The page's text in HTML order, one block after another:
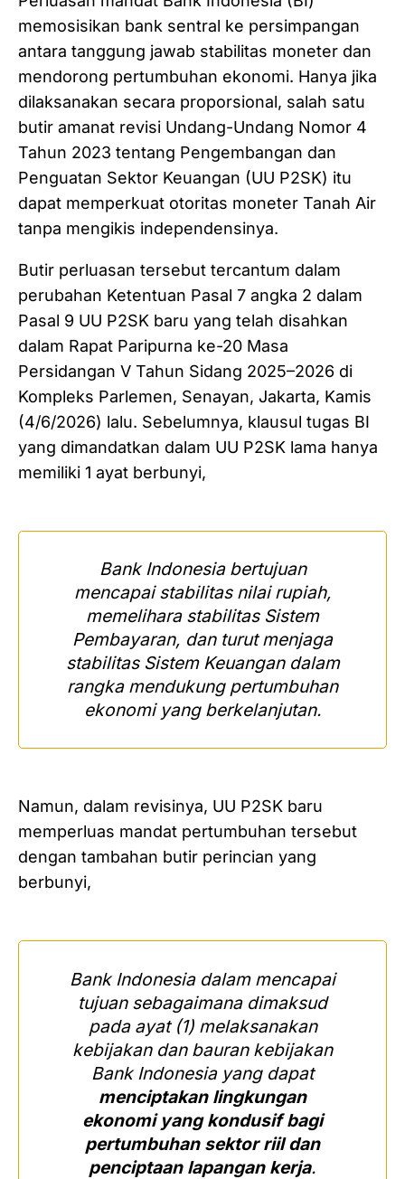
memosisikan bank sentral ke persimpangan
antara tanggung jawab stabilitas moneter dan
mendorong pertumbuhan ekonomi. Hanya jika
dilaksanakan secara proporsional, salah satu
butir amanat revisi Undang-Undang Nomor 4
Tahun 2023 tentang Pengembangan dan
Penguatan Sektor Keuangan (UU P2SK) itu
dapat memperkuat otoritas moneter Tanah Air
tanpa mengikis independensinya.
Butir perluasan tersebut tercantum dalam
perubahan Ketentuan Pasal 7 angka 2 dalam
Pasal 9 UU P2SK baru yang telah disahkan
dalam Rapat Paripurna ke-20 Masa
Persidangan V Tahun Sidang 2025–2026 di
Kompleks Parlemen, Senayan, Jakarta, Kamis
(4/6/2026) lalu. Sebelumnya, klausul tugas BI
yang dimandatkan dalam UU P2SK lama hanya
memiliki 1 ayat berbunyi,
Bank Indonesia bertujuan
mencapai stabilitas nilai rupiah,
memelihara stabilitas Sistem
Pembayaran, dan turut menjaga
stabilitas Sistem Keuangan dalam
rangka mendukung pertumbuhan
ekonomi yang berkelanjutan.
Namun, dalam revisinya, UU P2SK baru
memperluas mandat pertumbuhan tersebut
dengan tambahan butir perincian yang
berbunyi,
Bank Indonesia dalam mencapai
tujuan sebagaimana dimaksud
pada ayat (1) melaksanakan
kebijakan dan bauran kebijakan
Bank Indonesia yang dapat
menciptakan lingkungan
ekonomi yang kondusif bagi
pertumbuhan sektor riil dan
penciptaan lapangan kerja.